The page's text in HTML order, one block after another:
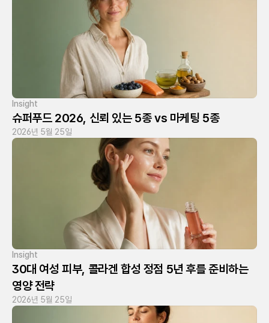
Insight
슈퍼푸드 2026, 신뢰 있는 5종 vs 마케팅 5종
2026년 5월 25일
Insight
30대 여성 피부, 콜라겐 합성 정점 5년 후를 준비하는
영양 전략
2026년 5월 25일